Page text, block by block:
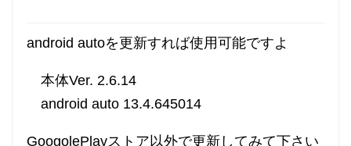
android autoを更新すれば使用可能ですよ
本体Ver. 2.6.14
android auto 13.4.645014
GoogolePlayストア以外で更新してみて下さい